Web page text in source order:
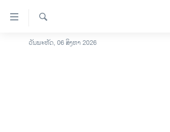
ລິ້ງ
ສຳຫລັບ
ໂຮມເພຈ
ຄົ້ນຫາ
ວັນພະຫັດ, 06 ສິງຫາ 2026